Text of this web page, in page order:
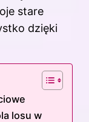
stare
dzięki
losu w